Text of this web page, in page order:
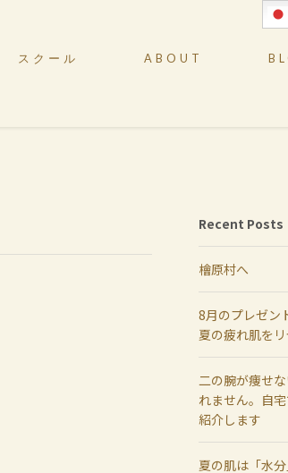
スクール ABOUT
Recent Posts
檜原村へ
8月のプレゼン
夏の疲れ肌を
二の腕が痩せ
れません。自
紹介します
夏の肌は「水